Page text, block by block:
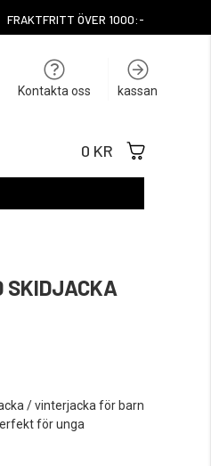
FRAKTFRITT ÖVER 1000:-
Kontakta oss kassan
0 KR
SKIDJACKA
/ vinterjacka för barn
för unga